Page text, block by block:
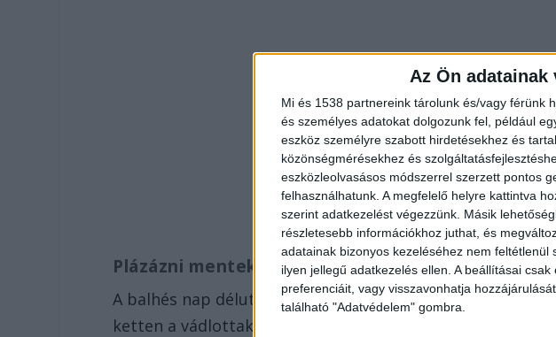
Az Ön
Mi és 1538 partnereink tárolunk és/vagy férünk
és személyes adatokat dolgozunk fel, például
eszköz személyre szabott hirdetésekhez és
közönségmérésekhez és
eszközleolvasásos módszerrel szerzett pontos
felhasználhatunk. A megfelelő helyre kattintva
szerint adatkezelést végezzünk. Másik
részletesebb információkhoz juthat, és
adatainak bizonyos kezeléséhez nem
ilyen jellegű adatkezelés ellen. A beállításai
preferenciáit, vagy visszavonhatja
található "Adatvédelem" gombra.
Plázázni mentek
A balhés nap délutánján a család néhány tagja, így egy
ketten a vádlottak közül –, valamint a 46 éves férfi